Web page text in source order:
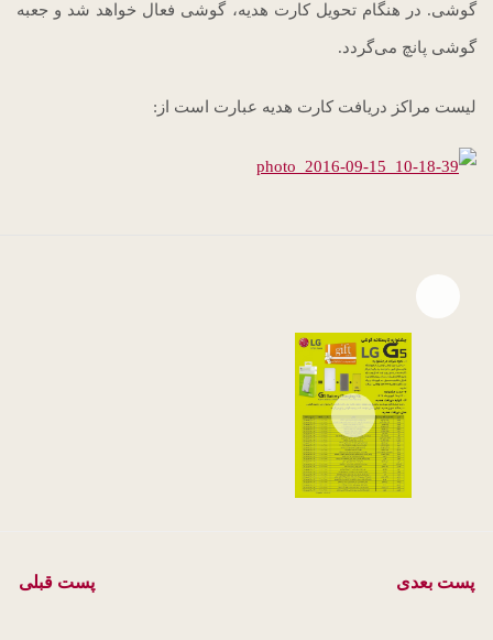
گوشی. در هنگام تحویل کارت هدیه، گوشی فعال خواهد شد و جعبه
گوشی پانچ می‌گردد.
لیست مراکز دریافت کارت هدیه عبارت است از:
Open file download list
file download
پست قبلی پست بعدی